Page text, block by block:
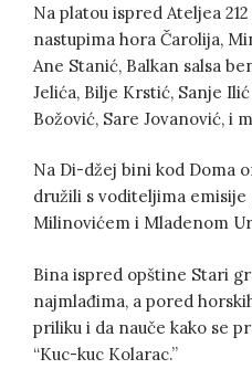
Na platou ispred Ateljea
nastupima hora Čarolija,
Ane Stanić, Balkan salsa
Jelića, Bilje Krstić, Sanje
Božović, Sare Jovanović, i
Na Di-džej bini kod Doma
družili s voditeljima emisije
Milinovićem i Mladenom
Bina ispred opštine Stari
najmlađima, a pored
priliku i da nauče kako se
“Kuc-kuc Kolarac.”